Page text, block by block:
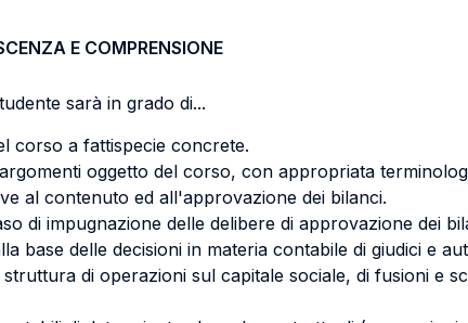
E COMPRENSIONE
sarà in grado di...
corso a fattispecie concrete.
oggetto del corso, con appropriata
al contenuto ed all'approvazione dei bilanci.
di impugnazione delle delibere di approvazione dei
base delle decisioni in materia contabile di giudici e
di operazioni sul capitale sociale, di fusioni e